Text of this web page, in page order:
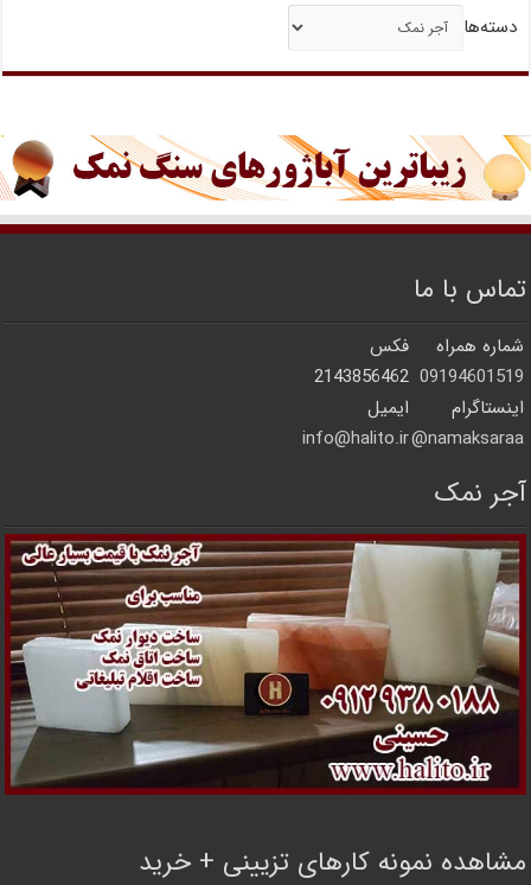
دسته‌ها
تماس با ما
شماره همراه
فکس
09194601519
2143856462
اینستاگرام
ایمیل
namaksaraa@
info@halito.ir
آجر نمک
مشاهده نمونه کارهای تزیینی + خرید